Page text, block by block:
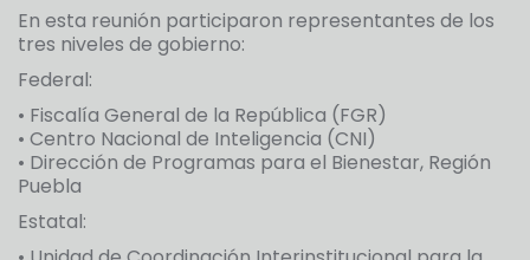
En esta reunión participaron representantes de los
tres niveles de gobierno:
Federal:
• Fiscalía General de la República (FGR)
• Centro Nacional de Inteligencia (CNI)
• Dirección de Programas para el Bienestar, Región
Puebla
Estatal: